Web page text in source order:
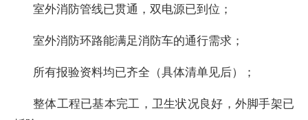
室外消防管线已贯通，双电源已到位；
室外消防环路能满足消防车的通行需求；
所有报验资料均已齐全（具体清单见后）；
整体工程已基本完工，卫生状况良好，外脚手架已